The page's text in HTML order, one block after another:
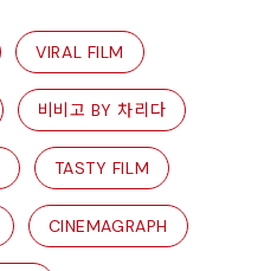
VIRAL FILM
비비고 BY 차리다
TASTY FILM
CINEMAGRAPH